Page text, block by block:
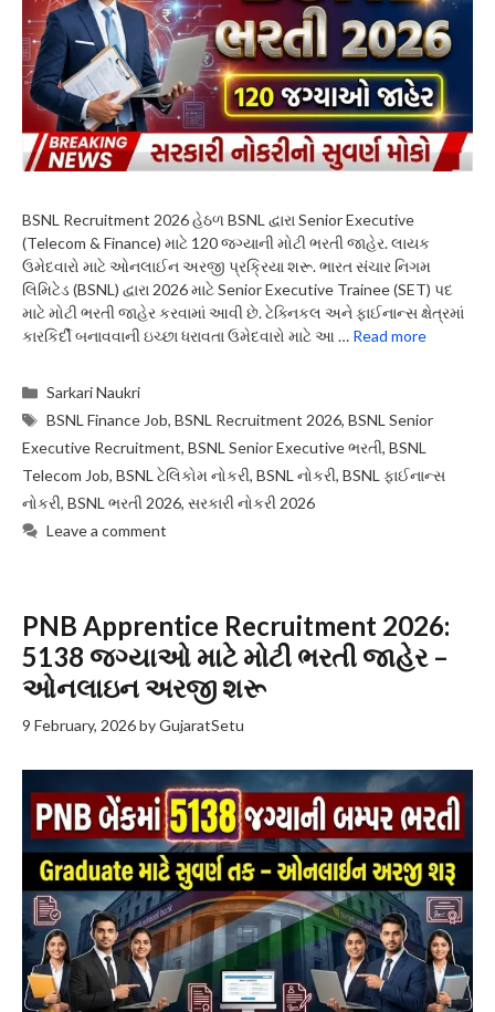
BSNL Recruitment 2026 હેઠળ BSNL દ્વારા Senior Executive
(Telecom & Finance) માટે 120 જગ્યાની મોટી ભરતી જાહેર. લાયક
ઉમેદવારો માટે ઓનલાઈન અરજી પ્રક્રિયા શરૂ. ભારત સંચાર નિગમ
લિમિટેડ (BSNL) દ્વારા 2026 માટે Senior Executive Trainee (SET) પદ
માટે મોટી ભરતી જાહેર કરવામાં આવી છે. ટેક્નિકલ અને ફાઈનાન્સ ક્ષેત્રમાં
કારકિર્દી બનાવવાની ઇચ્છા ધરાવતા ઉમેદવારો માટે આ … Read more
Categories
Sarkari Naukri
Tags
BSNL Finance Job,BSNL Recruitment 2026,BSNL Senior
Executive Recruitment, BSNL Senior Executive ભરતી, BSNL
Telecom Job, BSNL ટેલિકોમ નોકરી, BSNL નોકરી, BSNL ફાઈનાન્સ
નોકરી, BSNL ભરતી 2026, સરકારી નોકરી 2026
Leave a comment
PNB Apprentice Recruitment 2026:
5138 જગ્યાઓ માટે મોટી ભરતી જાહેર –
ઓનલાઇન અરજી શરૂ
9 February, 2026byGujaratSetu